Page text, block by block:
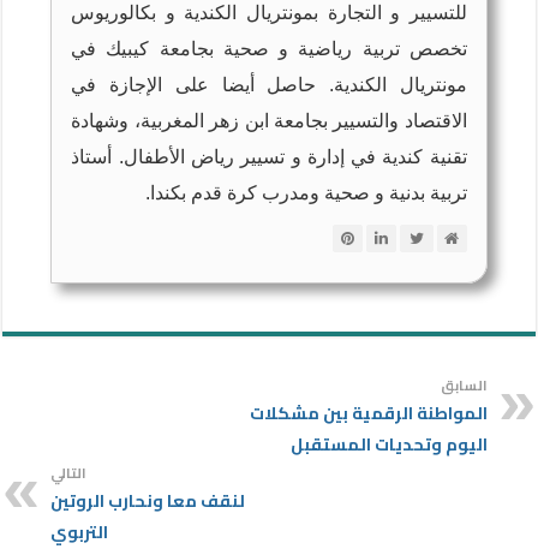
للتسيير و التجارة بمونتريال الكندية و بكالوريوس
تخصص تربية رياضية و صحية بجامعة كيبيك في
مونتريال الكندية. حاصل أيضا على الإجازة في
الاقتصاد والتسيير بجامعة ابن زهر المغربية، وشهادة
تقنية كندية في إدارة و تسيير رياض الأطفال. أستاذ
تربية بدنية و صحية ومدرب كرة قدم بكندا.
السابق
المواطنة الرقمية بين مشكلات
اليوم وتحديات المستقبل
التالي
لنقف معا ونحارب الروتين
التربوي